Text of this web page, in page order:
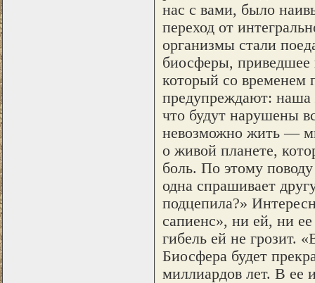
нас с вами, было
переход от
организмы стали
биосферы, приведшее
который со временем
предупреждают: наша
что будут нарушены
невозможно жить —
о живой планете,
боль. По этому
одна спрашивает
подцепила?»
сапиенс», ни ей, ни
гибель ей не
Биосфера будет
миллиардов лет. В ее